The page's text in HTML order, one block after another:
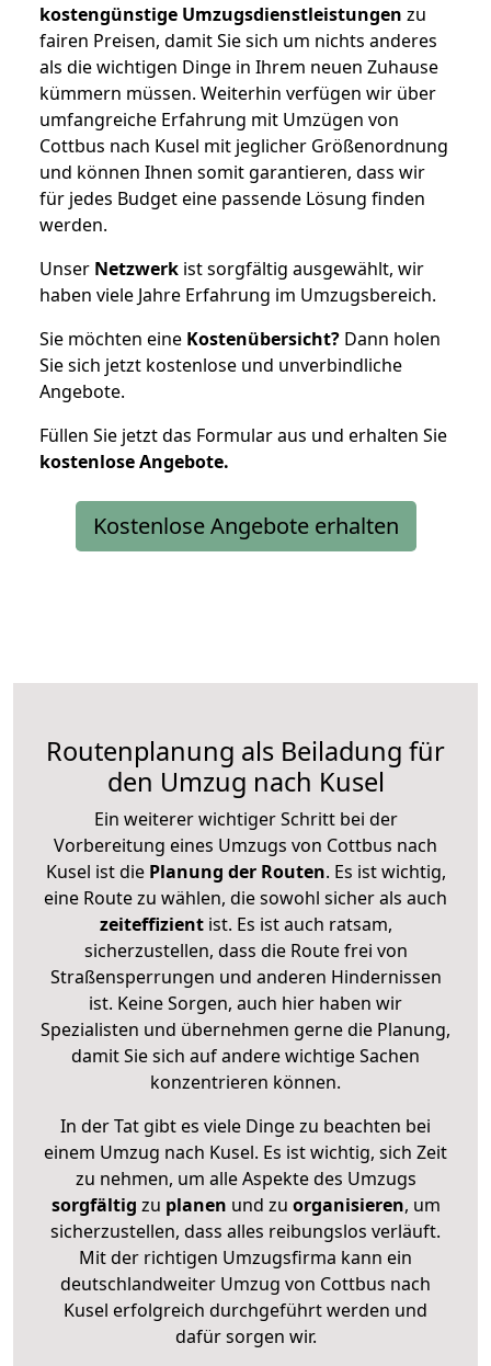
kostengünstige Umzugsdienstleistungen zu
fairen Preisen, damit Sie sich um nichts anderes
als die wichtigen Dinge in Ihrem neuen Zuhause
kümmern müssen. Weiterhin verfügen wir über
umfangreiche Erfahrung mit Umzügen von
Cottbus nach Kusel mit jeglicher Größenordnung
und können Ihnen somit garantieren, dass wir
für jedes Budget eine passende Lösung finden
werden.
Unser Netzwerk ist sorgfältig ausgewählt, wir
haben viele Jahre Erfahrung im Umzugsbereich.
Sie möchten eine Kostenübersicht? Dann holen
Sie sich jetzt kostenlose und unverbindliche
Angebote.
Füllen Sie jetzt das Formular aus und erhalten Sie
kostenloseAngebote.
Kostenlose Angebote erhalten
Routenplanung als Beiladung für
den Umzug nach Kusel
Ein weiterer wichtiger Schritt bei der
Vorbereitung eines Umzugs von Cottbus nach
Kusel ist diePlanung der Routen. Es ist wichtig,
eine Route zu wählen, die sowohl sicher als auch
zeiteffizientist. Es ist auch ratsam,
sicherzustellen, dass die Route frei von
Straßensperrungen und anderen Hindernissen
ist. Keine Sorgen, auch hier haben wir
Spezialisten und übernehmen gerne die Planung,
damit Sie sich auf andere wichtige Sachen
konzentrieren können.
In der Tat gibt es viele Dinge zu beachten bei
einem Umzug nach Kusel. Es ist wichtig, sich Zeit
zu nehmen, um alle Aspekte des Umzugs
sorgfältig zu planen und zu organisieren, um
sicherzustellen, dass alles reibungslos verläuft.
Mit der richtigen Umzugsfirma kann ein
deutschlandweiter Umzug von Cottbus nach
Kusel erfolgreich durchgeführt werden und
dafür sorgen wir.